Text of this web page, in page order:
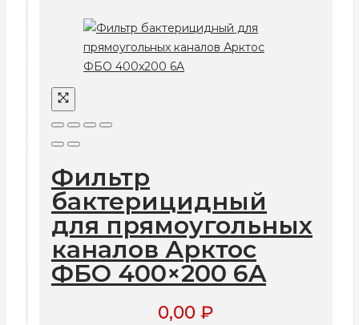
Фильтр
бактерицидный
для прямоугольных
каналов Арктос
ФБО 400×200 6A
0,00 ₽